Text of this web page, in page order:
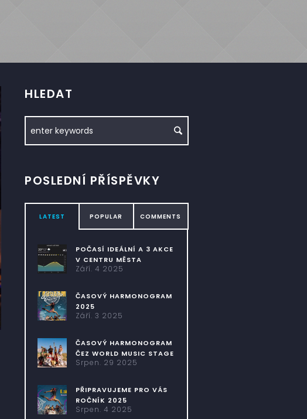
HLEDAT
POSLEDNÍ PŘÍSPĚVKY
LATEST POPULAR COMMENTS
POČASÍ IDEÁLNÍ A 3 AKCE
V CENTRU MĚSTA
Září. 4 2025
ČASOVÝ HARMONOGRAM
2025
Září. 3 2025
ČASOVÝ HARMONOGRAM
ČEZ WORLD MUSIC STAGE
Srpen. 29 2025
PŘIPRAVUJEME PRO VÁS
ROČNÍK 2025
Srpen. 4 2025